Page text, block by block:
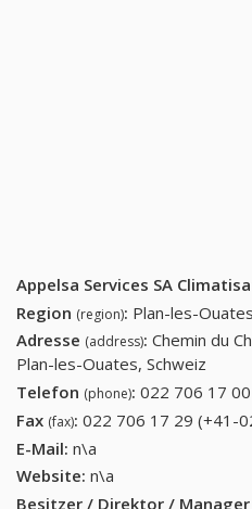
Appelsa Services SA
Region (region): Plan-les-
Adresse (address): Chemin du
Plan-les-Ouates, Schweiz
Telefon (phone): 022 706 17
Fax (fax): 022 706 17 29 (+41-
E-Mail: n\a
Website: n\a
Besitzer / Direktor / Manager